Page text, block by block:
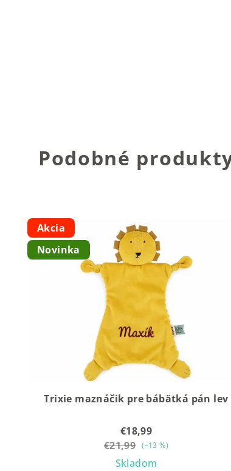
Podobné
Akcia
Novinka
Trixie maznáčik pre bábätká pán lev
€18,99
€21,99 (–13 %)
Skladom